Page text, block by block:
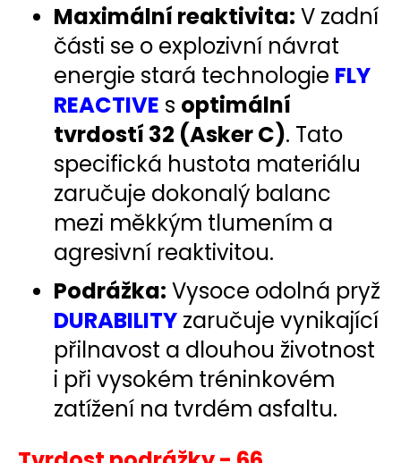
Maximální reaktivita: V zadní
části se o explozivní návrat
energie stará technologie FLY
REACTIVE s optimální
tvrdostí 32 (Asker C). Tato
specifická hustota materiálu
zaručuje dokonalý balanc
mezi měkkým tlumením a
agresivní reaktivitou.
Podrážka: Vysoce odolná pryž
DURABILITY zaručuje vynikající
přilnavost a dlouhou životnost
i při vysokém tréninkovém
zatížení na tvrdém asfaltu.